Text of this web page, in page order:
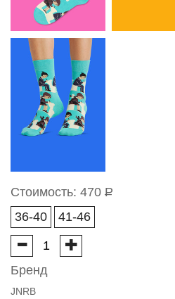
Стоимость: 470 Р
36-40
41-46
Бренд
JNRB